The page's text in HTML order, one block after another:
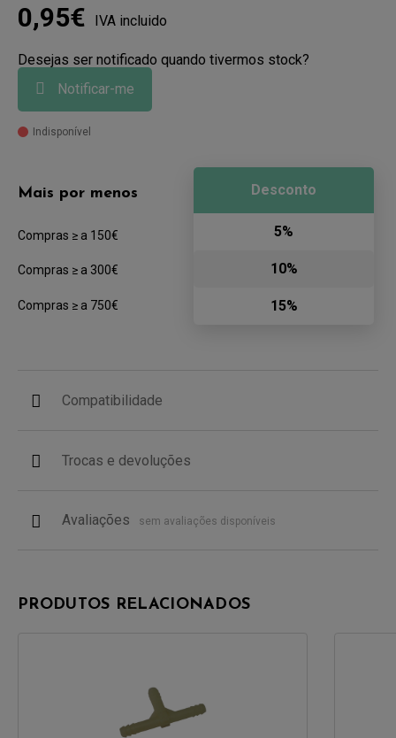
0,95€ IVA incluido
Desejas ser notificado quando tivermos stock?
Notificar-me
Indisponível
Mais por menos
Compras ≥ a 150€
Compras ≥ a 300€
Compras ≥ a 750€
Desconto
5%
10%
15%
Compatibilidade
Trocas e devoluções
Avaliações sem avaliações disponíveis
PRODUTOS RELACIONADOS